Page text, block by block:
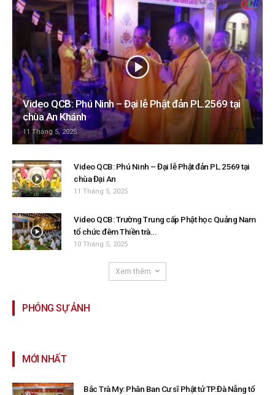
Video QCB: Phú Ninh – Đại lễ Phật đản PL.2569 tại
chùa An Khánh
11 Tháng 5, 2025
Video QCB: Phú Ninh – Đại lễ Phật đản PL.2569 tại
chùa Đại An
11 Tháng 5, 2025
Video QCB: Trường Trung cấp Phật học Quảng Nam
tổ chức đêm Thiền trà...
10 Tháng 5, 2025
Xem thêm
PHÓNG SỰ ẢNH
MỚI NHẤT
Bắc Trà My: Phân Ban Cư sĩ Phật tử TP.Đà Nẵng tổ